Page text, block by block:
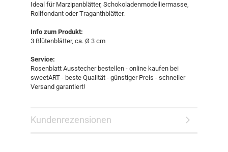
Ideal für Marzipanblätter, Schokoladenmodelliermasse,
Rollfondant oder Traganthblätter.
Info zum Produkt:
3 Blütenblätter, ca. Ø 3 cm
Service:
Rosenblatt Ausstecher bestellen - online kaufen bei
sweetART - beste Qualität - günstiger Preis - schneller
Versand garantiert!
Kundenrezensionen